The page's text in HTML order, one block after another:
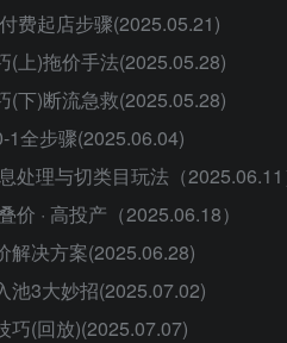
付费起店步骤(2025.05.21)
(上)拖价手法(2025.05.28)
(下)断流急救(2025.05.28)
1全步骤(2025.06.04)
处理与切类目玩法（
价 · 高投产（2025.06.18）
解决方案(2025.06.28)
池3大妙招(2025.07.02)
巧(回放)(2025.07.07)